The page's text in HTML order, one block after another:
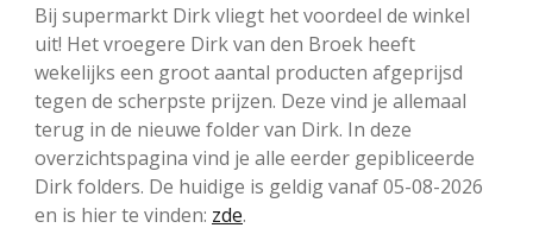
Bij supermarkt Dirk vliegt het voordeel de winkel
uit! Het vroegere Dirk van den Broek heeft
wekelijks een groot aantal producten afgeprijsd
tegen de scherpste prijzen. Deze vind je allemaal
terug in de nieuwe folder van Dirk. In deze
overzichtspagina vind je alle eerder gepibliceerde
Dirk folders. De huidige is geldig vanaf 05-08-2026
en is hier te vinden: zde.